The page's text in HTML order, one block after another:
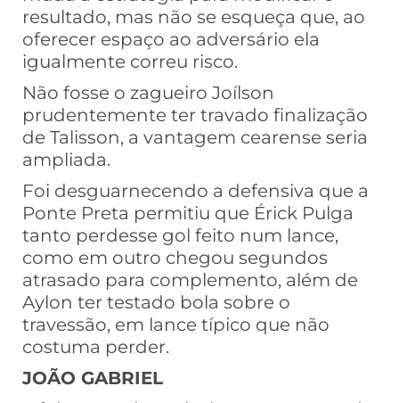
resultado, mas não se esqueça que, ao
oferecer espaço ao adversário ela
igualmente correu risco.
Não fosse o zagueiro Joílson
prudentemente ter travado finalização
de Talisson, a vantagem cearense seria
ampliada.
Foi desguarnecendo a defensiva que a
Ponte Preta permitiu que Érick Pulga
tanto perdesse gol feito num lance,
como em outro chegou segundos
atrasado para complemento, além de
Aylon ter testado bola sobre o
travessão, em lance típico que não
costuma perder.
JOÃO GABRIEL